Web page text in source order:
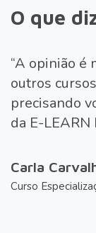
O que
Carla
Curso
“A opinião é
outros
precisando
da E-LEARN